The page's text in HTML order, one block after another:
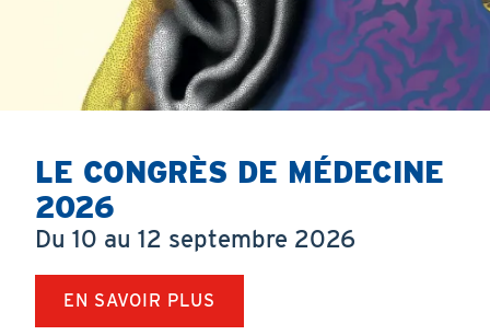
Titre
LE CONGRÈS DE MÉDECINE
2026
Du 10 au 12 septembre 2026
EN SAVOIR PLUS